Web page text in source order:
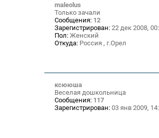
maleolus
Только зачали
Сообщения: 12
Зарегистрирован: 22 дек 2008,
Пол: Женский
Откуда: Россия , г.Орел
ксююша
Веселая дошкольница
Сообщения: 117
Зарегистрирован: 03 янв 2009,